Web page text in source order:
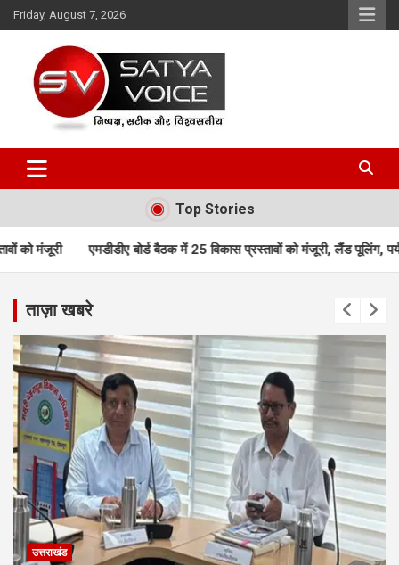
Skip
to
Friday, August 7, 2026
Satya Voice
Top Stories
बोर्ड बैठक में 25 विकास प्रस्तावों को मंजूरी, लैंड पूलिंग, पर्यटन, होटल, औद्योगिक
ताज़ा खबरे
उत्तराखंड